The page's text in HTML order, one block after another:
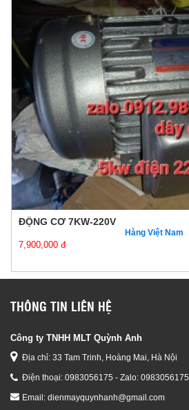
ĐỘNG CƠ 7KW-220V
Hàng Việt Nam
7,900,000 đ
THÔNG TIN LIÊN HỆ
Công ty TNHH MLT Quỳnh Anh
Địa chỉ: 33 Tam Trinh, Hoàng Mai, Hà Nội
Điện thoại: 0983056175 - Zalo: 0983056175
Email: dienmayquynhanh@gmail.com